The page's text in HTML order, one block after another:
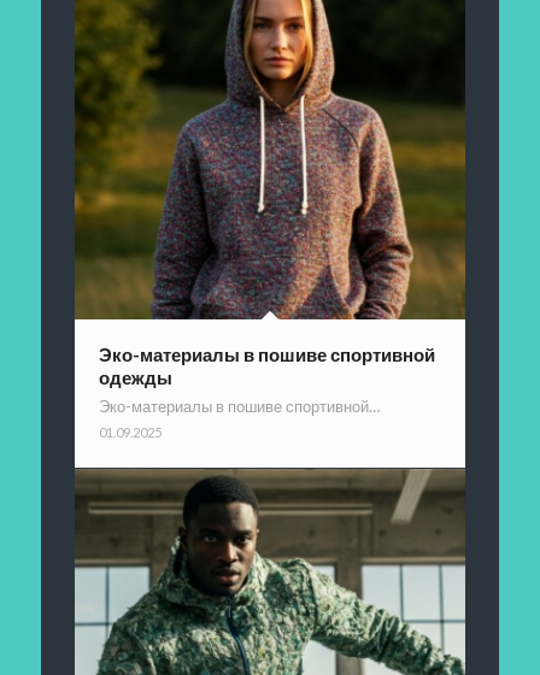
Эко-материалы в пошиве спортивной
одежды
Эко-материалы в пошиве спортивной…
01.09.2025